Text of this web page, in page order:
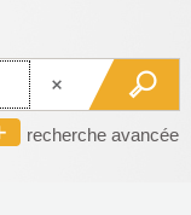
recherche avancée